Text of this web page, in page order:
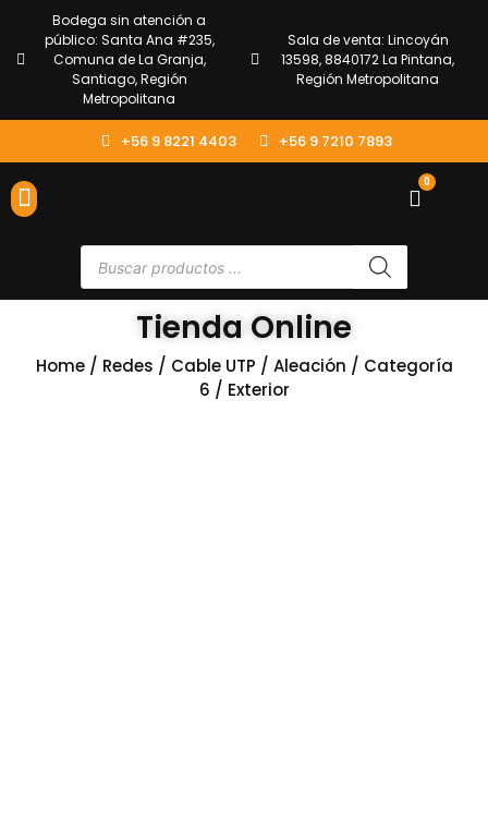
Bodega sin atención a
público: Santa Ana #235,
Comuna de La Granja,
Santiago, Región
Metropolitana
Sala de venta: Lincoyán
13598, 8840172 La Pintana,
Región Metropolitana
+56 9 8221 4403 +56 9 7210 7893
0
Tienda Online
Home/ Redes / Cable UTP / Aleación / Categoría
6 / Exterior